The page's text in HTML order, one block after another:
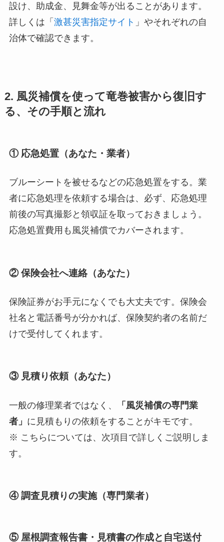
設け、助成金、見舞金等が出ることがあります。
詳しくは「 激甚災害指定サイト 」やそれぞれの自
治体で確認できます。
2. 風災補償を使って竜巻被害から復旧す
る、その手順と流れ
① 応急処置（あなた・業者）
ブルーシートを被せるなどの応急処置をする。業
者に応急処理を依頼する場合は、必ず、応急処理
前後の写真撮影と領収証を取っておきましょう。
応急処置費用も風災補償でカバーされます。
② 保険会社へ連絡（あなた）
保険証券がお手元になくでも大丈夫です。保険会
社名と電話番号が分かれば、保険契約者の名前だ
けで受付してくれます。
③ 見積り依頼（あなた）
一般の修理業者ではなく、
「風災補償の専門業
者」 に見積もりの依頼をすることがキモです。
※ こちらについては、次項目で詳しくご説明しま
す。
④ 調査見積りの実施（専門業者）
⑤ 屋根調査報告書・見積書の作成と自宅送付